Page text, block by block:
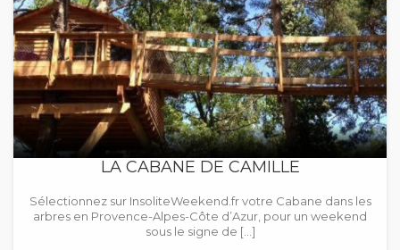
LA CABANE DE CAMILLE
Sélectionnez sur InsoliteWeekend.fr votre Cabane dans les
arbres en Provence-Alpes-Côte d’Azur, pour un weekend
sous le signe de […]